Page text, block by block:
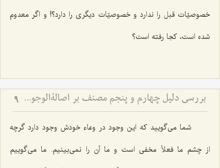
خصوصیّات قبل را ندارد و خصوصیّات دیگری را دارد؟! و اگر معدوم
شده است، کجا رفته است؟
بررسی دلیل چهارم و پنجم مصنف بر اصالةالوجود - نقد کلام حاجی سبزواری در امکان تحقق امور غیرمتناهی بین حاصرین 9
شما می‌گویید که این وجود در وعاء خودش وجود دارد گرچه
از چشم ما فعلاً مخفی است و ما آن را نمی‌بینیم. ما می‌گوییم